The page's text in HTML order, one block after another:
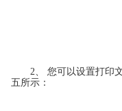
2、 您可以设置打印
五所示：